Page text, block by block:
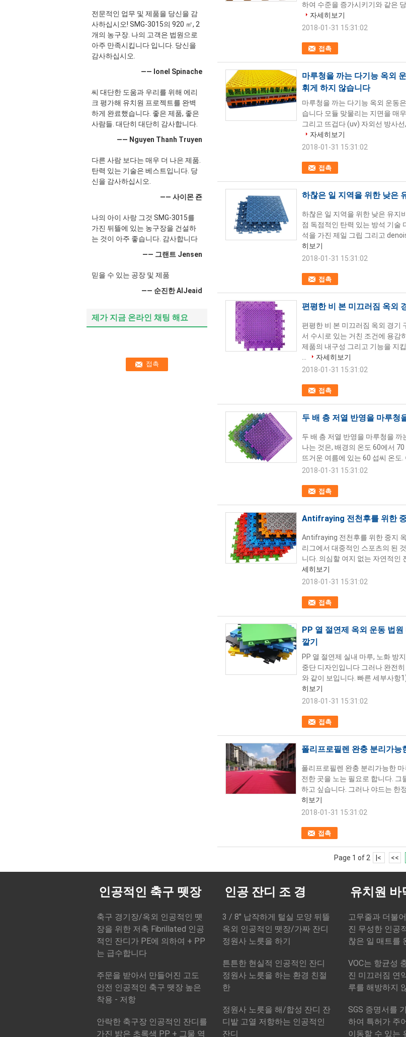
전문적인 업무 및 제품을 당신을 감
사하십시오! SMG-3015의 920 ㎡, 2
개의 농구장. 나의 고객은 법원으로
아주 만족시킵니다 입니다. 당신을
감사하십시오.
—— Ionel Spinache
씨 대단한 도움과 우리를 위해 에리
크 평가해 유치원 프로젝트를 완벽
하게 완료했습니다. 좋은 제품, 좋은
사람들. 대단히 대단히 감사합니다.
—— Nguyen Thanh Truyen
다른 사람 보다는 매우 더 나은 제품.
탄력 있는 기술은 베스트입니다. 당
신을 감사하십시오.
—— 사이몬 죤
나의 아이 사랑 그것 SMG-3015를
가진 뒤뜰에 있는 농구장을 건설하
는 것이 아주 좋습니다. 감사합니다
—— 그랜트 Jensen
믿을 수 있는 공장 및 제품
—— 순진한 AlJeaid
제가 지금 온라인 채팅 해요
접촉
하여 수준을 증가시키기와 같은
자세히보기
2018-01-31 15:31:02
마루청을 까는 다기능 옥외
휘게 하지 않습니다
접촉
마루청을 까는 다기능 옥외 운동
습니다 모듈 맞물리는 지면을 매
그리고 뜨겁다 (uv) 자외선 방사
자세히보기
2018-01-31 15:31:02
하찮은 일 지역을 위한 낮은
접촉
하찮은 일 지역을 위한 낮은 유지
점 독점적인 탄력 있는 방석 기술
석을 가진 제일 그립 그리고
히보기
2018-01-31 15:31:02
편평한 비 본 미끄러짐 옥외
접촉
편평한 비 본 미끄러짐 옥외 경기
서 수시로 있는 거친 조건에 용감
제품의 내구성 그리고 기능을 지
자세히보기
2018-01-31 15:31:02
두 배 층 저열 반영을 마루청
접촉
두 배 층 저열 반영을 마루청을
나는 것은, 배경의 온도 60에서
뜨거운 여름에 있는 60 섭씨 온도.
2018-01-31 15:31:02
Antifraying 전천후를 위한
접촉
Antifraying 전천후를 위한 중지
리그에서 대중적인 스포츠의 된
니다. 의심할 여지 없는 자연적인
세히보기
2018-01-31 15:31:02
PP 열 절연제 옥외 운동 법
깔기
접촉
PP 열 절연제 실내 마루, 노화 방
중단 디자인입니다 그러나 완전
와 같이 보입니다. 빠른 세부사항
히보기
2018-01-31 15:31:02
폴리프로필렌 완충 분리가능
접촉
폴리프로필렌 완충 분리가능한
전한 곳을 노는 필요로 합니다. 그
하고 싶습니다. 그러나 야드는 한
히보기
2018-01-31 15:31:02
Page 1 of 2 |< <<
인공적인 축구 뗏장
축구 경기장/옥외 인공적인 뗏
장을 위한 저축 Fibrillated 인공
적인 잔디가 PE에 의하여 + PP
는 급수합니다
주문을 받아서 만들어진 고도
안전 인공적인 축구 뗏장 높은
착용 - 저항
안락한 축구장 인공적인 잔디를
가진 밝은 초록색 PP + 그물 역
인공 잔디 조 경
3 / 8" 납작하게 털실 모양 뒤뜰
옥외 인공적인 뗏장/가짜 잔디
정원사 노릇을 하기
튼튼한 현실적 인공적인 잔디
정원사 노릇을 하는 환경 친절
한
정원사 노릇을 해/합성 잔디 잔
디밭 고열 저항하는 인공적인
잔디
유치원 바
고무줄과 더불
진 무성한 인공
찮은 일 매트를
VOC는 항균성
진 미끄러짐 연
루를 해방하지
SGS 증명서를
하여 특허가 주
이동할 수 있는